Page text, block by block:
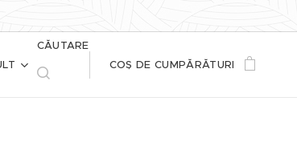
CĂUTARE
COȘ DE CUMPĂRĂTURI